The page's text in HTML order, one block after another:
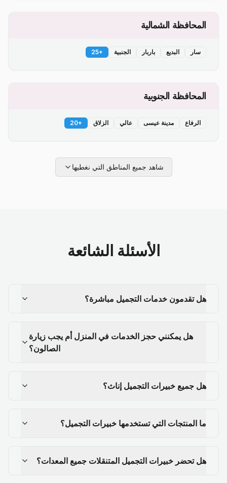
المحافظة الشمالية
سار البديع باربار الجنبية +
25
المحافظة الجنوبية
الرفاع مدينة عيسى عالي الزلاق +
20
شاهد جميع المناطق التي نغطيها
الأسئلة الشائعة
هل تقدمون خدمات التجميل مباشرة؟
هل يمكنني حجز الخدمات في المنزل أم يجب زيارة
الصالون؟
هل جميع خبيرات التجميل إناث؟
ما المنتجات التي تستخدمها خبيرات التجميل؟
هل تحضر خبيرات التجميل المتنقلات جميع المعدات؟